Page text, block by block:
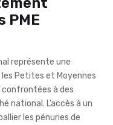
PME
représente une
Petites et Moyennes
confrontées à des
national. L’accès à un
les pénuries de